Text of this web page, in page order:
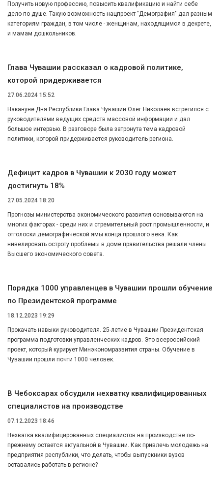
Получить новую профессию, повысить квалификацию и найти себе
дело по душе. Такую возможность нацпроект "Демография" дал разным
категориям граждан, в том числе - женщинам, находящимся в декрете,
и мамам дошкольников.
Глава Чувашии рассказал о кадровой политике,
которой придерживается
27.06.2024 15:52
Накануне Дня Республики Глава Чувашии Олег Николаев встретился с
руководителями ведущих средств массовой информации и дал
большое интервью. В разговоре была затронута тема кадровой
политики, которой придерживается руководитель региона.
Дефицит кадров в Чувашии к 2030 году может
достигнуть 18%
27.05.2024 18:20
Прогнозы министерства экономического развития основываются на
многих факторах - среди них и стремительный рост промышленности, и
отголоски демографической ямы конца прошлого века. Как
нивелировать остроту проблемы в доме правительства решали члены
Высшего экономического совета.
Порядка 1000 управленцев в Чувашии прошли обучение
по Президентской программе
18.12.2023 19:29
Прокачать навыки руководителя. 25-летие в Чувашии Президентская
программа подготовки управленческих кадров. Это всероссийский
проект, который курирует Минэкономразвития страны. Обучение в
Чувашии прошли почти 1000 человек.
В Чебоксарах обсудили нехватку квалифицированных
специалистов на производстве
07.12.2023 18:46
Нехватка квалифицированных специалистов на производстве по-
прежнему остается актуальной в Чувашии. Как привлечь молодежь на
предприятия республики, что делать, чтобы выпускники вузов
оставались работать в регионе?